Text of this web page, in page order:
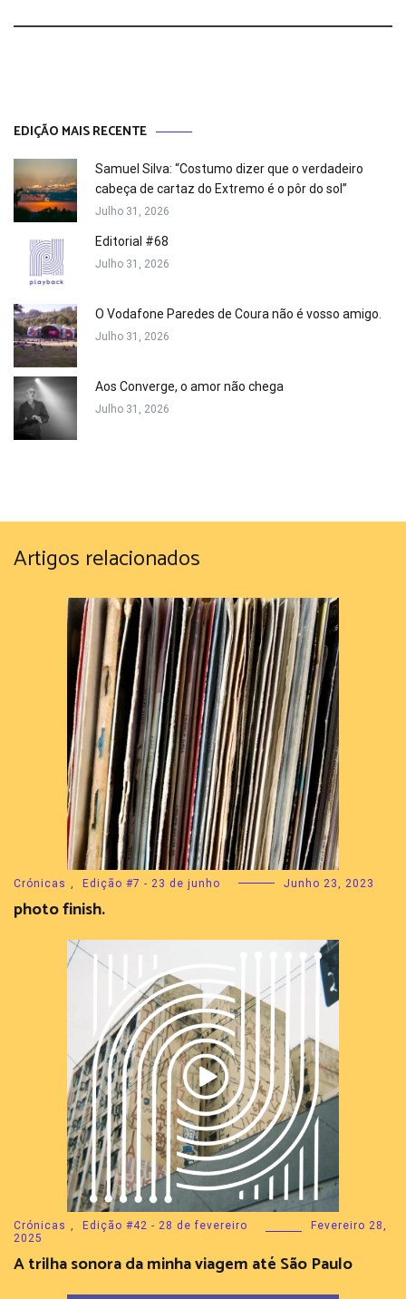
EDIÇÃO MAIS RECENTE
Samuel Silva: “Costumo dizer que o verdadeiro
cabeça de cartaz do Extremo é o pôr do sol”
Julho 31, 2026
Editorial #68
Julho 31, 2026
O Vodafone Paredes de Coura não é vosso amigo.
Julho 31, 2026
Aos Converge, o amor não chega
Julho 31, 2026
Artigos relacionados
Crónicas , Edição #7 - 23 de junho Junho 23, 2023
photo finish.
Crónicas , Edição #42 - 28 de fevereiro
Fevereiro 28,
2025
A trilha sonora da minha viagem até São Paulo